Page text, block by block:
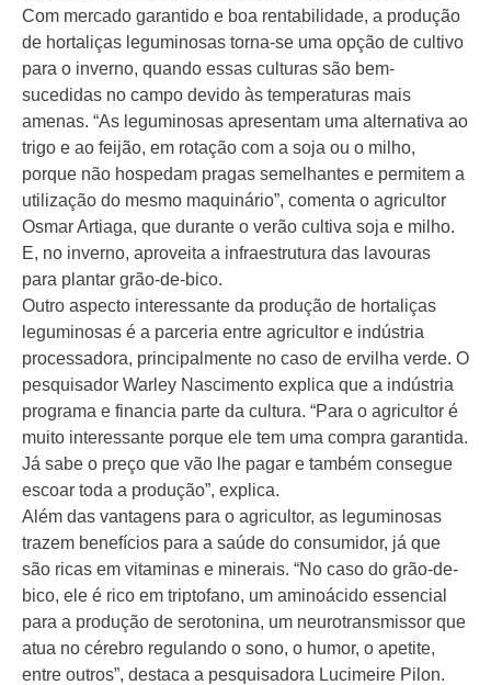
Com mercado garantido e boa rentabilidade, a produção
de hortaliças leguminosas torna-se uma opção de cultivo
para o inverno, quando essas culturas são bem-
sucedidas no campo devido às temperaturas mais
amenas. “As leguminosas apresentam uma alternativa ao
trigo e ao feijão, em rotação com a soja ou o milho,
porque não hospedam pragas semelhantes e permitem a
utilização do mesmo maquinário”, comenta o agricultor
Osmar Artiaga, que durante o verão cultiva soja e milho.
E, no inverno, aproveita a infraestrutura das lavouras
para plantar grão-de-bico.
Outro aspecto interessante da produção de hortaliças
leguminosas é a parceria entre agricultor e indústria
processadora, principalmente no caso de ervilha verde. O
pesquisador Warley Nascimento explica que a indústria
programa e financia parte da cultura. “Para o agricultor é
muito interessante porque ele tem uma compra garantida.
Já sabe o preço que vão lhe pagar e também consegue
escoar toda a produção”, explica.
Além das vantagens para o agricultor, as leguminosas
trazem benefícios para a saúde do consumidor, já que
são ricas em vitaminas e minerais. “No caso do grão-de-
bico, ele é rico em triptofano, um aminoácido essencial
para a produção de serotonina, um neurotransmissor que
atua no cérebro regulando o sono, o humor, o apetite,
entre outros”, destaca a pesquisadora Lucimeire Pilon.